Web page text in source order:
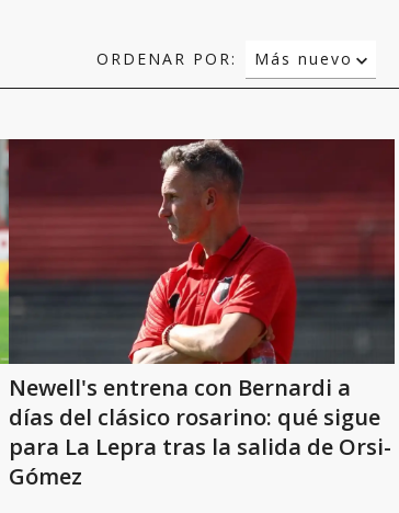
ORDENAR POR:
Más nuevo
Relevancia
Newell's entrena con Bernardi a
días del clásico rosarino: qué sigue
para La Lepra tras la salida de Orsi-
Gómez